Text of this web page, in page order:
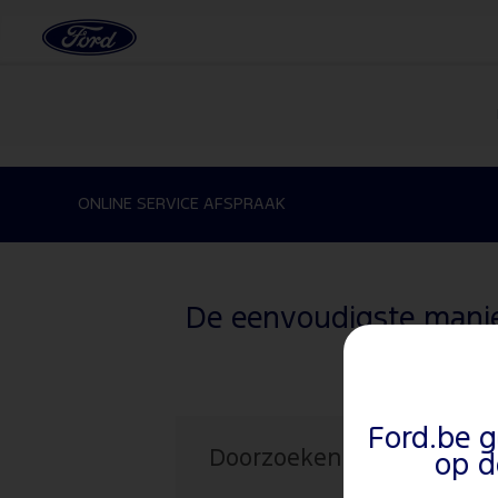
ONLINE SERVICE AFSPRAAK
De eenvoudigste
Doorzoeken op
Ford.be
op